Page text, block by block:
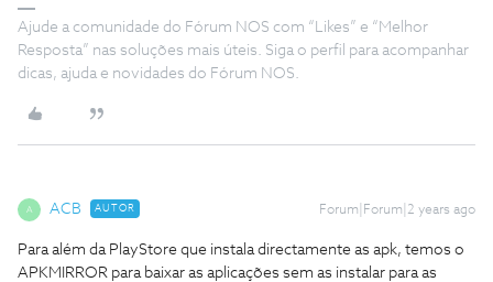
Ajude a comunidade do Fórum NOS com “Likes” e “Melhor
Resposta” nas soluções mais úteis. Siga o perfil para acompanhar
dicas, ajuda e novidades do Fórum NOS.
A ACB AUTOR Forum|Forum|2 years ago
Para além da PlayStore que instala directamente as apk, temos o
APKMIRROR para baixar as aplicações sem as instalar para as